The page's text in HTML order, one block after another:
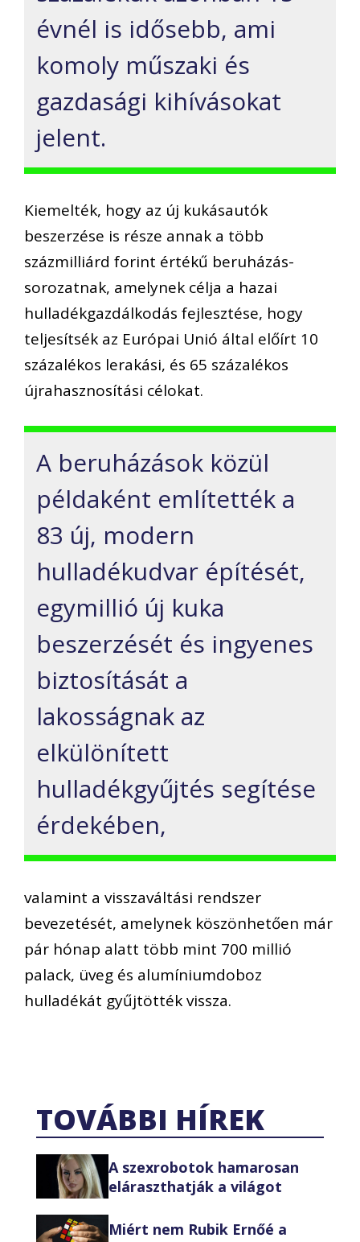
évnél is idősebb, ami
komoly műszaki és
gazdasági kihívásokat
jelent.
Kiemelték, hogy az új kukásautók
beszerzése is része annak a több
százmilliárd forint értékű beruházás-
sorozatnak, amelynek célja a hazai
hulladékgazdálkodás fejlesztése, hogy
teljesítsék az Európai Unió által előírt 10
százalékos lerakási, és 65 százalékos
újrahasznosítási célokat.
A beruházások közül
példaként említették a
83 új, modern
hulladékudvar építését,
egymillió új kuka
beszerzését és ingyenes
biztosítását a
lakosságnak az
elkülönített
hulladékgyűjtés segítése
érdekében,
valamint a visszaváltási rendszer
bevezetését, amelynek köszönhetően már
pár hónap alatt több mint 700 millió
palack, üveg és alumíniumdoboz
hulladékát gyűjtötték vissza.
TOVÁBBI HÍREK
A szexrobotok hamarosan
eláraszthatják a világot
Miért nem Rubik Ernőé a